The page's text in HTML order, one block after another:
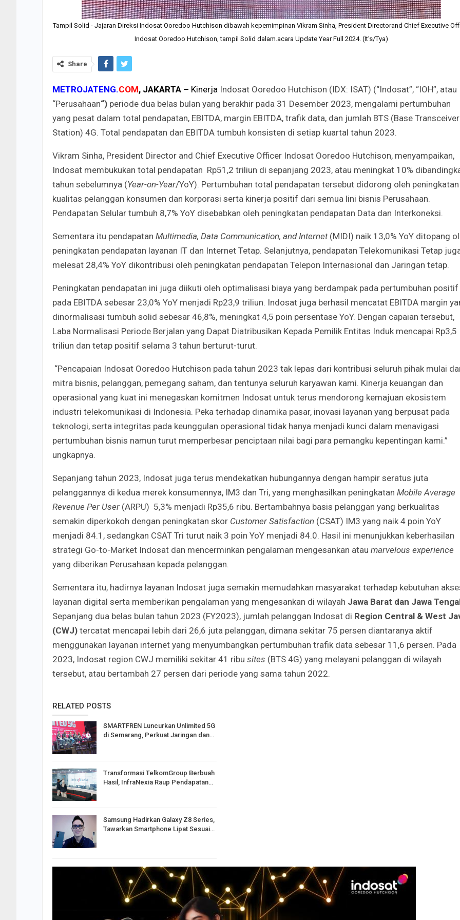
Tampil Solid - Jajaran Direksi Indosat Ooredoo Hutchison dibawah kepemimpinan Vikram Sinha, President Directorand Chief Executive
Indosat Ooredoo Hutchison, tampil Solid dalam.acara Update Year Full 2024. (It's/Tya)
Share
METROJATENG.COM, JAKARTA – Kinerja Indosat Ooredoo Hutchison (IDX: ISAT) (“Indosat”, “IOH”, atau
“Perusahaan“) periode dua belas bulan yang berakhir pada 31 Desember 2023, mengalami pertumbuhan
yang pesat dalam total pendapatan, EBITDA, margin EBITDA, trafik data, dan jumlah BTS (Base Transceiver
Station) 4G. Total pendapatan dan EBITDA tumbuh konsisten di setiap kuartal tahun 2023.
Vikram Sinha, President Director and Chief Executive Officer Indosat Ooredoo Hutchison, menyampaikan,
Indosat membukukan total pendapatan Rp51,2 triliun di sepanjang 2023, atau meningkat 10%
tahun sebelumnya (Year-on-Year/YoY). Pertumbuhan total pendapatan tersebut didorong oleh peningkatan
kualitas pelanggan konsumen dan korporasi serta kinerja positif dari semua lini bisnis Perusahaan.
Pendapatan Selular tumbuh 8,7% YoY disebabkan oleh peningkatan pendapatan Data dan Interkoneksi.
Sementara itu pendapatan Multimedia, Data Communication, and Internet(MIDI) naik 13,0% YoY ditopang
peningkatan pendapatan layanan IT dan Internet Tetap. Selanjutnya, pendapatan Telekomunikasi Tetap
melesat 28,4% YoY dikontribusi oleh peningkatan pendapatan Telepon Internasional dan Jaringan tetap.
Peningkatan pendapatan ini juga diikuti oleh optimalisasi biaya yang berdampak pada pertumbuhan positif
pada EBITDA sebesar 23,0% YoY menjadi Rp23,9 triliun. Indosat juga berhasil mencatat EBITDA margin
dinormalisasi tumbuh solid sebesar 46,8%, meningkat 4,5 poin persentase YoY. Dengan capaian tersebut,
Laba Normalisasi Periode Berjalan yang Dapat Diatribusikan Kepada Pemilik Entitas Induk mencapai Rp3,5
triliun dan tetap positif selama 3 tahun berturut-turut.
“Pencapaian Indosat Ooredoo Hutchison pada tahun 2023 tak lepas dari kontribusi seluruh pihak mulai
mitra bisnis, pelanggan, pemegang saham, dan tentunya seluruh karyawan kami. Kinerja keuangan dan
operasional yang kuat ini menegaskan komitmen Indosat untuk terus mendorong kemajuan ekosistem
industri telekomunikasi di Indonesia. Peka terhadap dinamika pasar, inovasi layanan yang berpusat pada
teknologi, serta integritas pada keunggulan operasional tidak hanya menjadi kunci dalam menavigasi
pertumbuhan bisnis namun turut memperbesar penciptaan nilai bagi para pemangku kepentingan kami.”
ungkapnya.
Sepanjang tahun 2023, Indosat juga terus mendekatkan hubungannya dengan hampir seratus juta
pelanggannya di kedua merek konsumennya, IM3 dan Tri, yang menghasilkan peningkatan Mobile Average
Revenue Per User (ARPU) 5,3% menjadi Rp35,6 ribu. Bertambahnya basis pelanggan yang berkualitas
semakin diperkokoh dengan peningkatan skor Customer Satisfaction (CSAT) IM3 yang naik 4 poin YoY
menjadi 84.1, sedangkan CSAT Tri turut naik 3 poin YoY menjadi 84.0. Hasil ini menunjukkan keberhasilan
strategi Go-to-Market Indosat dan mencerminkan pengalaman mengesankan atau marvelous experience
yang diberikan Perusahaan kepada pelanggan.
Sementara itu, hadirnya layanan Indosat juga semakin memudahkan masyarakat terhadap kebutuhan
layanan digital serta memberikan pengalaman yang mengesankan di wilayah Jawa Barat dan Jawa
Sepanjang dua belas bulan tahun 2023 (FY2023), jumlah pelanggan Indosat di Region Central & West
(CWJ) tercatat mencapai lebih dari 26,6 juta pelanggan, dimana sekitar 75 persen diantaranya aktif
menggunakan layanan internet yang menyumbangkan pertumbuhan trafik data sebesar 11,6 persen. Pada
2023, Indosat region CWJ memiliki sekitar 41 ribu sites (BTS 4G) yang melayani pelanggan di wilayah
tersebut, atau bertambah 27 persen dari periode yang sama tahun 2022.
RELATED POSTS
SMARTFREN Luncurkan Unlimited 5G
di Semarang, Perkuat Jaringan dan…
Transformasi TelkomGroup Berbuah
Hasil, InfraNexia Raup Pendapatan…
Samsung Hadirkan Galaxy Z8 Series,
Tawarkan Smartphone Lipat Sesuai…